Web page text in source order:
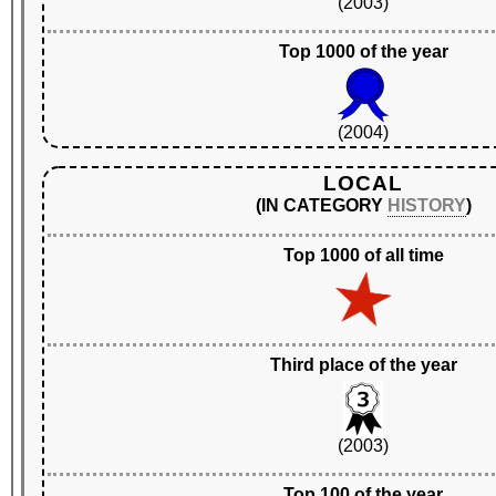
Top 1000 of the year
(2004)
LOCAL
(IN CATEGORY HISTORY)
Top 1000 of all time
Third place of the year
(2003)